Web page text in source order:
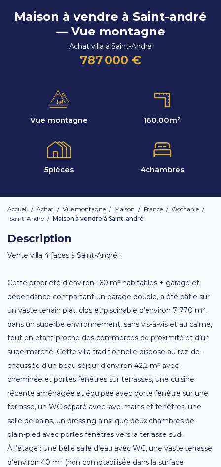
Maison à vendre à Saint-andré
— Vue montagne
Achat villa à Saint-André
787 000 €
Vue montagne 160.00m²
5pièces 4chambres
Accueil / Achat / Vue montagne / Maison / France / Occitanie /
Saint-André / Maison à vendre à Saint-andré
Description
Vente villa 4 faces à Saint-André !
Cette propriété d’environ 160 m² habitables + garage et
dépendance comportant un garage double, a été bâtie sur
un vaste terrain plat, clos et piscinable d’environ 7 770 m²,
dans un superbe environnement, sans vis-à-vis et au calme,
tout en étant proche des commerces de proximité et d’un
supermarché. Cette villa traditionnelle dispose au rez-de-
chaussée d’un beau séjour d’environ 42,2 m² avec
cheminée et portes fenêtres sur terrasses, une cuisine
récente aménagée et équipée avec porte fenêtre sur une
terrasse, un WC séparé avec lave-mains et fenêtres, une
salle de bains, un dressing ainsi que deux chambres de
plain-pied avec portes fenêtres vers la terrasse sud.
À l’étage : une belle salle d’eau avec WC, une vaste terrasse
d’environ 40 m² (non comptabilisée dans la surface